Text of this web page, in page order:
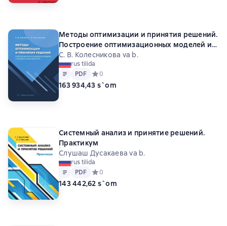
Методы оптимизации и принятия решений.
Построение оптимизационных моделей и
методы их решения в Excel
С. В. Колесникова va b.
rus tilida
Matn
PDF
PDF Средний рейтинг 0 на основе 0 оценок
0
163 934,43 s`om
Системный анализ и принятие решений.
Практикум
Слушаш Дусакаева va b.
rus tilida
Matn
PDF
PDF Средний рейтинг 0 на основе 0 оценок
0
143 442,62 s`om